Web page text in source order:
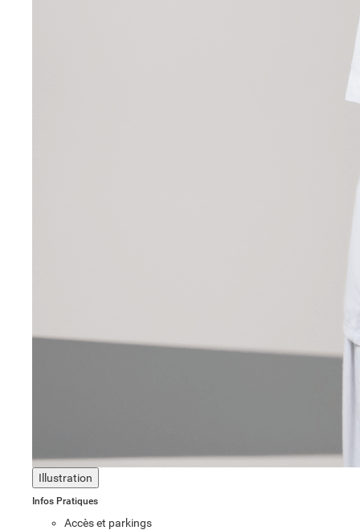
Illustration
Infos Pratiques
Accès et parkings